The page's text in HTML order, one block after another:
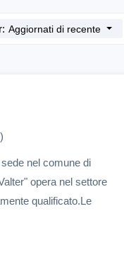
Aggiornati di recente
nel comune di
opera nel settore
qualificato.Le